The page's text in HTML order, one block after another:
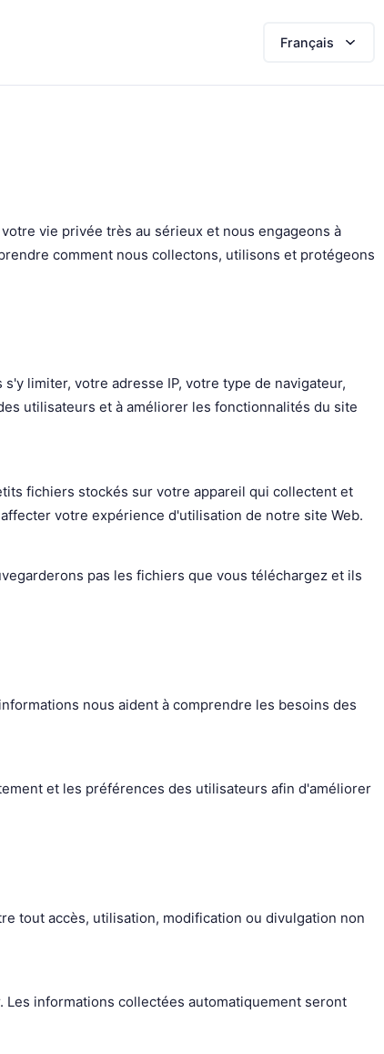
Français
vie privée très au sérieux et nous engageons à
comment nous collectons, utilisons et protégeons
limiter, votre adresse IP, votre type de navigateur,
utilisateurs et à améliorer les fonctionnalités du site
fichiers stockés sur votre appareil qui collectent et
votre expérience d'utilisation de notre site Web.
pas les fichiers que vous téléchargez et ils
nous aident à comprendre les besoins des
et les préférences des utilisateurs afin d'améliorer
tout accès, utilisation, modification ou divulgation non
informations collectées automatiquement seront